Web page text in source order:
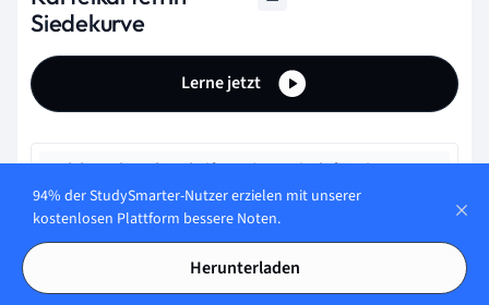
Siedekurve
Lerne jetzt
Welche Achsenbeschriftung ist typisch für eine
Siedekurve?
94% der StudySmarter-Nutzer erzielen mit unserer
kostenlosen Plattform bessere Noten.
Herunterladen